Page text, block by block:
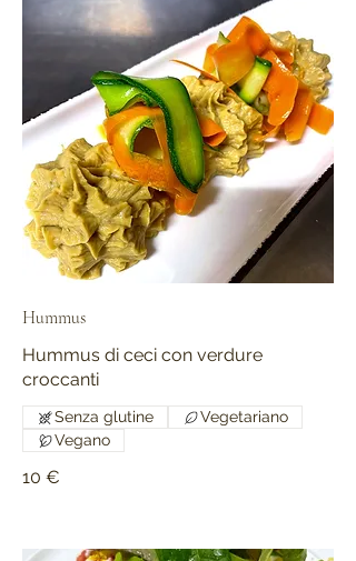
Hummus
Hummus di ceci con verdure
croccanti
10 €
Senza glutine
Vegetariano
Vegano